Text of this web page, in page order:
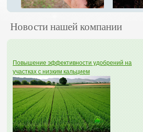
Новости нашей компании
Повышение эффективности удобрений на
участках с низким кальцием